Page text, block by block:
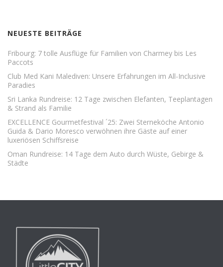
NEUESTE BEITRÄGE
Fribourg: 7 tolle Ausflüge für Familien von Charmey bis Les
Paccots
Club Med Kani Malediven: Unsere Erfahrungen im All-Inclusive
Paradies
Sri Lanka Rundreise: 12 Tage zwischen Elefanten, Teeplantagen
& Strand als Familie
EXCELLENCE Gourmetfestival ´25: Zwei Sterneköche Antonio
Guida & Dario Moresco verwöhnen ihre Gäste auf einer
luxeriösen Schiffsreise
Oman Rundreise: 14 Tage dem Auto durch Wüste, Gebirge &
Städte